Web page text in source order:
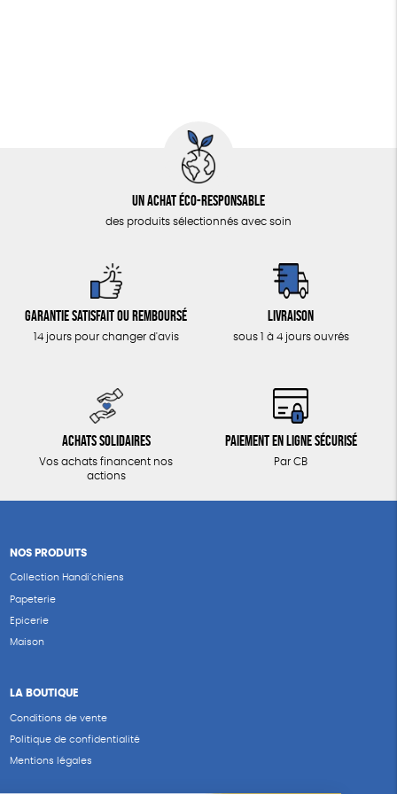
Un achat éco-responsable
des produits sélectionnés avec soin
Garantie satisfait ou remboursé
14 jours pour changer d'avis
Livraison
sous 1 à 4 jours ouvrés
Achats solidaires
Vos achats financent nos
actions
Paiement en ligne sécurisé
Par CB
NOS PRODUITS
Collection Handi’chiens
Papeterie
Epicerie
Maison
LA BOUTIQUE
Conditions de vente
Politique de confidentialité
Mentions légales